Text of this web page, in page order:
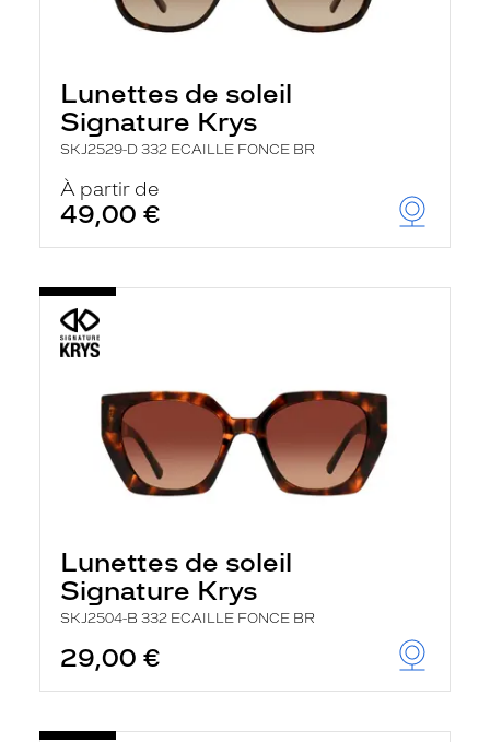
Lunettes de soleil
Signature Krys
SKJ2529-D 332 ECAILLE FONCE BR
À partir de
49,00 €
Lunettes de soleil
Signature Krys
SKJ2504-B 332 ECAILLE FONCE BR
29,00 €